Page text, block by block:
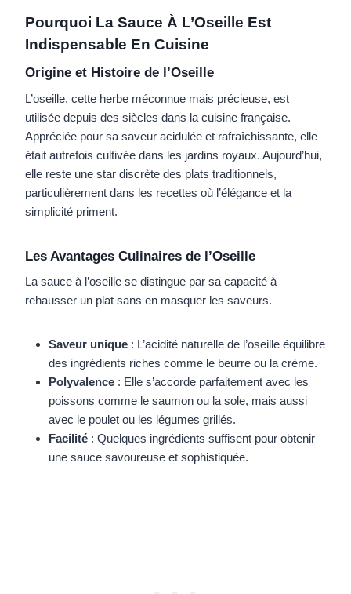
Pourquoi La Sauce À L’Oseille Est
Indispensable En Cuisine
Origine et Histoire de l’Oseille
L’oseille, cette herbe méconnue mais précieuse, est
utilisée depuis des siècles dans la cuisine française.
Appréciée pour sa saveur acidulée et rafraîchissante, elle
était autrefois cultivée dans les jardins royaux. Aujourd’hui,
elle reste une star discrète des plats traditionnels,
particulièrement dans les recettes où l’élégance et la
simplicité priment.
Les Avantages Culinaires de l’Oseille
La sauce à l’oseille se distingue par sa capacité à
rehausser un plat sans en masquer les saveurs.
Saveur unique : L’acidité naturelle de l’oseille équilibre
des ingrédients riches comme le beurre ou la crème.
Polyvalence : Elle s’accorde parfaitement avec les
poissons comme le saumon ou la sole, mais aussi
avec le poulet ou les légumes grillés.
Facilité : Quelques ingrédients suffisent pour obtenir
une sauce savoureuse et sophistiquée.